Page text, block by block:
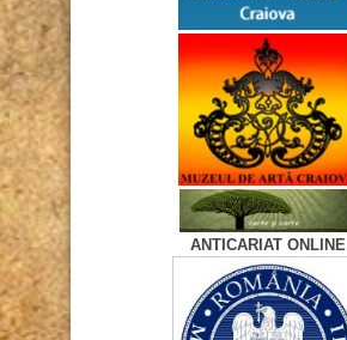
ANTICARIAT ONLINE